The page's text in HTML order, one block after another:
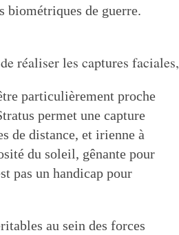
biométriques de guerre.
réaliser les captures
particulièrement proche
permet une capture
de distance, et irienne à
du soleil, gênante pour
pas un handicap pour
au sein des forces